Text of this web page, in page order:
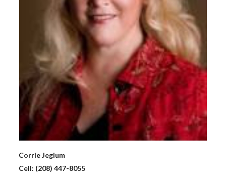
CorrieJeglum
Cell: (208) 447-8055